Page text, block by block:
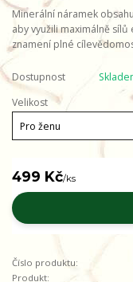
Minerální náramek
aby využili maximálně
znamení plné
Dostupnost
Velikost
499 Kč/ks
Číslo produktu:
Produkt: